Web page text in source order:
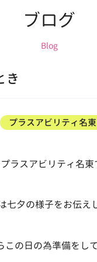
ブログ
Blog
き
プラスアビリティ名東
ラスアビリティ名
七夕の様子をお伝え
この日の為準備をし